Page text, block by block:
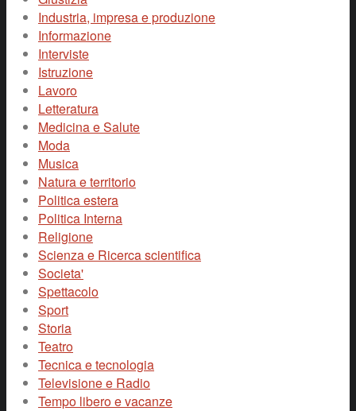
Industria, impresa e produzione
Informazione
Interviste
Istruzione
Lavoro
Letteratura
Medicina e Salute
Moda
Musica
Natura e territorio
Politica estera
Politica Interna
Religione
Scienza e Ricerca scientifica
Societa'
Spettacolo
Sport
Storia
Teatro
Tecnica e tecnologia
Televisione e Radio
Tempo libero e vacanze